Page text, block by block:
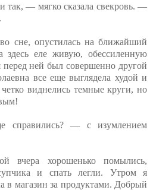
— мягко сказала свекровь. —
сне, опустилась на ближайший
здесь еле живую, обессиленную
ней был совершенно другой
все еще выглядела худой и
виднелись темные круги, но
— с изумлением
хорошенько помылись,
и спать легли. Утром я
в магазин за продуктами. Добрый